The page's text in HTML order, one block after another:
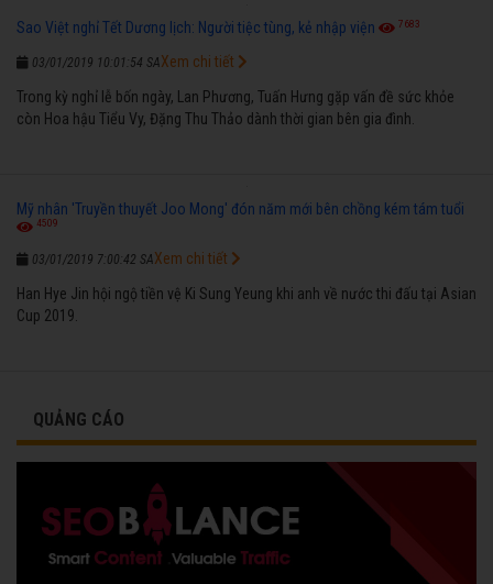
Sao Việt nghỉ Tết Dương lịch: Người tiệc tùng, kẻ nhập viện 7683
03/01/2019 10:01:54 SA
Trong kỳ nghỉ lễ bốn ngày, Lan Phương, Tuấn Hưng gặp vấn đề sức khỏe
còn Hoa hậu Tiểu Vy, Đặng Thu Thảo dành thời gian bên gia đình.
Xem chi tiết
Mỹ nhân 'Truyền thuyết Joo Mong' đón năm mới bên chồng kém tám tuổi
4509
03/01/2019 7:00:42 SA
Han Hye Jin hội ngộ tiền vệ Ki Sung Yeung khi anh về nước thi đấu tại Asian
Cup 2019.
Xem chi tiết
QUẢNG CÁO